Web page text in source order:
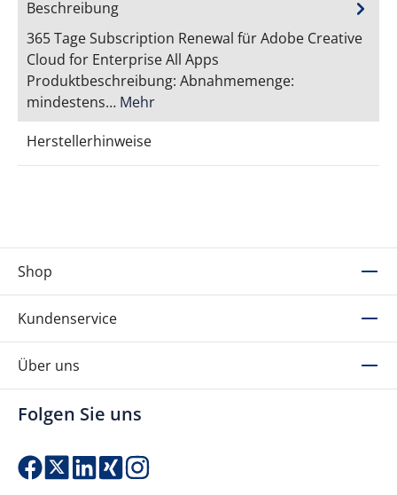
Beschreibung
365 Tage Subscription Renewal für Adobe Creative
Cloud for Enterprise All Apps
Produktbeschreibung: Abnahmemenge:
mindestens… Mehr
Herstellerhinweise
Shop
Kundenservice
Über uns
Folgen Sie uns